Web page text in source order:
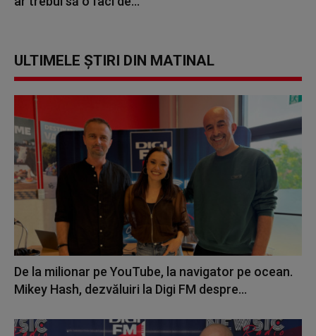
ULTIMELE ȘTIRI DIN MATINAL
De la milionar pe YouTube, la navigator pe ocean.
Mikey Hash, dezvăluiri la Digi FM despre...